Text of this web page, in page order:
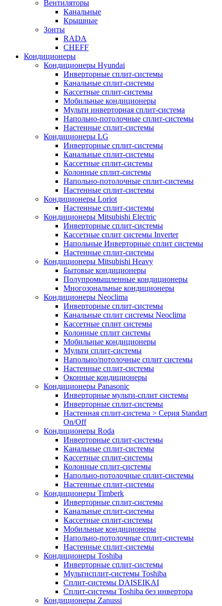
Вентиляторы
Канальные
Крышные
Зонты
RADA
CHEFF
Кондиционеры
Кондиционеры Hyundai
Инверторные сплит-системы
Канальные сплит-системы
Кассетные сплит-системы
Мобильные кондиционеры
Мульти инверторная сплит-система
Напольно-потолочные сплит-системы
Настенные сплит-системы
Кондиционеры LG
Инверторные сплит-системы
Канальные сплит-системы
Кассетные сплит-системы
Колонные сплит-системы
Напольно-потолочные сплит-системы
Настенные сплит-системы
Кондиционеры Loriot
Настенные сплит-системы
Кондиционеры Mitsubishi Electric
Инверторные сплит-системы
Кассетные сплит системы Inverter
Напольные Инверторные сплит системы
Настенные сплит-системы
Кондиционеры Mitsubishi Heavy
Бытовые кондиционеры
Полупромышленные кондиционеры
Многозональные кондиционеры
Кондиционеры Neoclima
Инверторные сплит-системы
Канальные сплит системы Neoclima
Кассетные сплит системы
Колонные сплит системы
Мобильные кондиционеры
Мульти сплит-системы
Напольно/потолочные сплит системы
Настенные сплит-системы
Оконные кондиционеры
Кондиционеры Panasonic
Инверторные мульти-сплит системы
Инверторные сплит-системы
Настенная сплит-система > Серия Standart
On/Off
Кондиционеры Roda
Инверторные сплит-системы
Канальные сплит-системы
Кассетные сплит-системы
Колонные сплит-системы
Напольно-потолочные сплит-системы
Настенные сплит-системы
Кондиционеры Timberk
Инверторные сплит-системы
Канальные сплит-системы
Кассетные сплит-системы
Мобильные кондиционеры
Напольно-потолочные сплит-системы
Настенные сплит-системы
Кондиционеры Toshiba
Инверторные сплит-системы
Мультисплит-системы Toshiba
Сплит-системы DAISEIKAI
Сплит-системы Toshiba без инвертора
Кондиционеры Zanussi